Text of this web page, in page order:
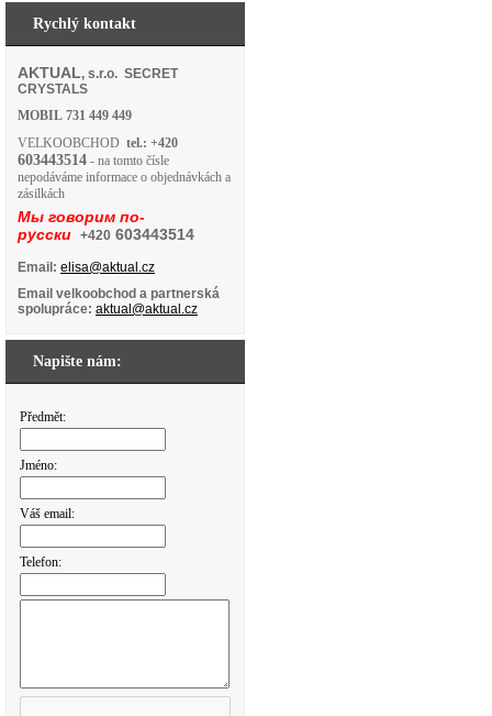
Rychlý kontakt
AKTUAL, s.r.o. SECRET
CRYSTALS
MOBIL 731 449 449
VELKOOBCHOD tel.: +420
603443514 - na tomto čísle
nepodáváme informace o objednávkách a
zásilkách
Мы говорим по-
русски +420 603443514
Email: elisa@aktual.cz
Email velkoobchod a partnerská
spolupráce: aktual@aktual.cz
Napište nám:
Předmět:
Jméno:
Váš email:
Telefon: